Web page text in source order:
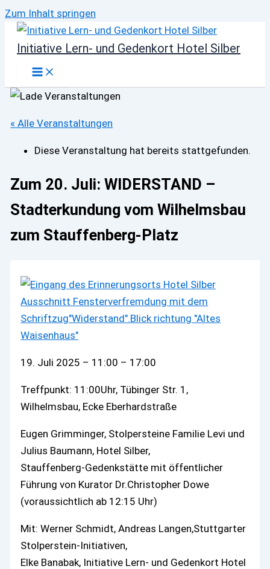
Zum Inhalt springen
Initiative Lern- und Gedenkort Hotel Silber
« Alle Veranstaltungen
Diese Veranstaltung hat bereits stattgefunden.
Zum 20. Juli: WIDERSTAND –
Stadterkundung vom Wilhelmsbau
zum Stauffenberg-Platz
19. Juli 2025 – 11:00 – 17:00
Treffpunkt: 11:00Uhr, Tübinger Str. 1,
Wilhelmsbau, Ecke Eberhardstraße
Eugen Grimminger, Stolpersteine Familie Levi und
Julius Baumann, Hotel Silber,
Stauffenberg-Gedenkstätte mit öffentlicher
Führung von Kurator Dr.Christopher Dowe
(voraussichtlich ab 12:15 Uhr)
Mit: Werner Schmidt, Andreas Langen,Stuttgarter
Stolperstein-Initiativen,
Elke Banabak, Initiative Lern- und Gedenkort Hotel